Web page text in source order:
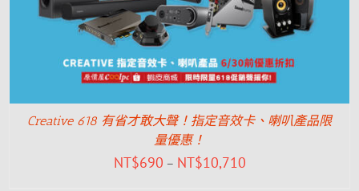
Creative 618 有省才敢大聲！指定音效卡、喇叭產品限
量優惠！
NT$690 – NT$10,710